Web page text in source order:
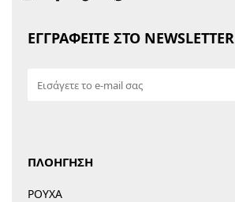
ΕΓΓΡΑΦΕΙΤΕ ΣΤΟ NEWSLETTER
ΠΛΟΗΓΗΣΗ
ΡΟΥΧΑ